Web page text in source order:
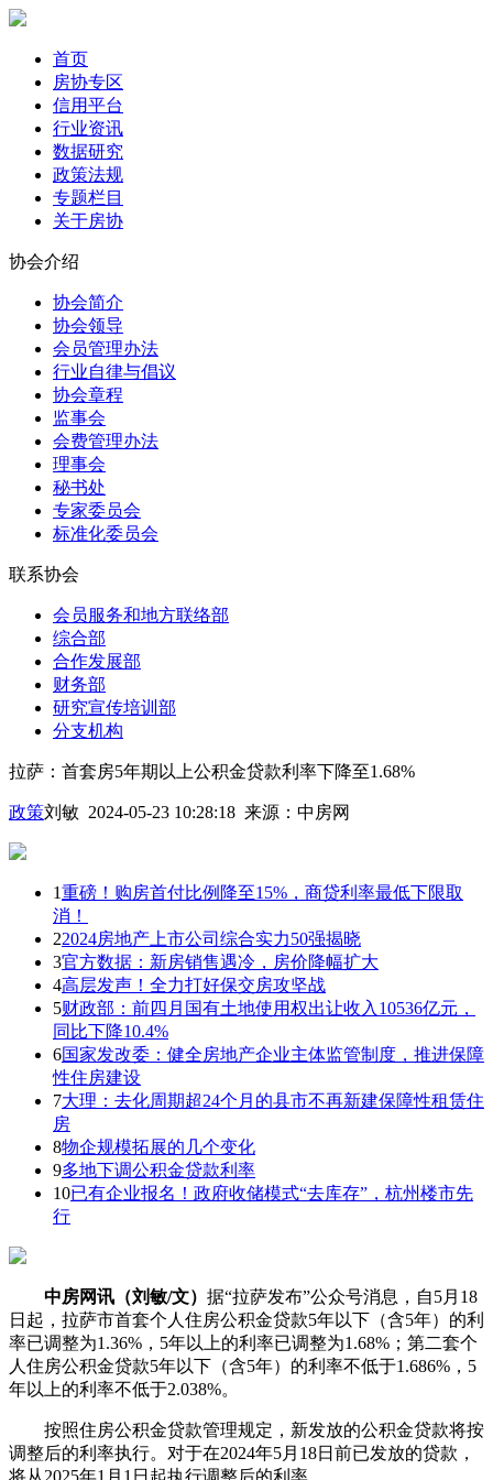
首页
房协专区
信用平台
行业资讯
数据研究
政策法规
专题栏目
关于房协
协会介绍
协会简介
协会领导
会员管理办法
行业自律与倡议
协会章程
监事会
会费管理办法
理事会
秘书处
专家委员会
标准化委员会
联系协会
会员服务和地方联络部
综合部
合作发展部
财务部
研究宣传培训部
分支机构
拉萨：首套房5年期以上公积金贷款利率下降至1.68%
政策刘敏 2024-05-23 10:28:18 来源： 中房网
1重磅！购房首付比例降至15%，商贷利率最低下限取
消！
22024房地产上市公司综合实力50强揭晓
3官方数据：新房销售遇冷，房价降幅扩大
4高层发声！全力打好保交房攻坚战
5财政部：前四月国有土地使用权出让收入10536亿元，
同比下降10.4%
6国家发改委：健全房地产企业主体监管制度，推进保障
性住房建设
7大理：去化周期超24个月的县市不再新建保障性租赁住
房
8物企规模拓展的几个变化
9多地下调公积金贷款利率
10已有企业报名！政府收储模式“去库存”，杭州楼市先
行
中房网讯（刘敏/文） 据“拉萨发布”公众号消息，自5月18
日起，拉萨市首套个人住房公积金贷款5年以下（含5年）的利
率已调整为1.36%，5年以上的利率已调整为1.68%；第二套个
人住房公积金贷款5年以下（含5年）的利率不低于1.686%，5
年以上的利率不低于2.038%。
按照住房公积金贷款管理规定，新发放的公积金贷款将按
调整后的利率执行。对于在2024年5月18日前已发放的贷款，
将从2025年1月1日起执行调整后的利率。